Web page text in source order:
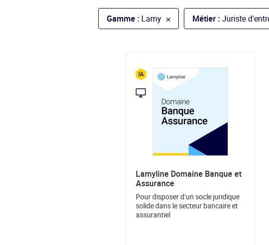
Gamme : Lamy Métier :Juriste
Lamyline Domaine Banque et
Assurance
Pour disposer d’un socle juridique
solide dans le secteur bancaire et
assurantiel